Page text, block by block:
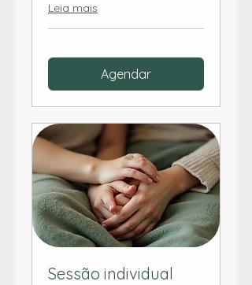
Leia mais
Agendar
Sessão individual